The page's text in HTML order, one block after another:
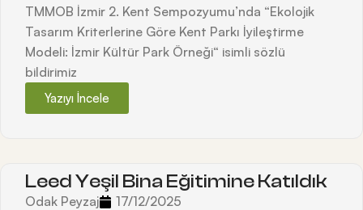
TMMOB İzmir 2. Kent Sempozyumu’nda “Ekolojik
Tasarım Kriterlerine Göre Kent Parkı İyileştirme
Modeli: İzmir Kültür Park Örneği“ isimli sözlü
bildirimiz
Yazıyı İncele
Leed Yeşil Bina Eğitimine Katıldık
Odak Peyzaj
17/12/2025